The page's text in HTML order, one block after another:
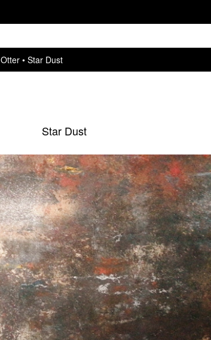
Star Dust
Star Dust